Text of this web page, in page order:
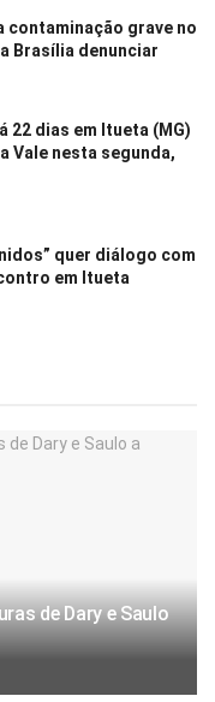
contaminação grave no
Brasília denunciar
22 dias em Itueta (MG)
Vale nesta segunda,
quer diálogo com
em Itueta
de Dary e Saulo